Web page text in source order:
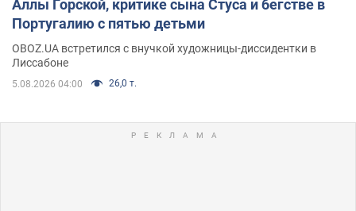
Аллы Горской, критике сына Стуса и бегстве в
Португалию с пятью детьми
OBOZ.UA встретился с внучкой художницы-диссидентки в
Лиссабоне
5.08.2026 04:00 26,0 т.